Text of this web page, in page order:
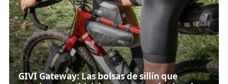
GIVI Gateway: Las bolsas de sillín que